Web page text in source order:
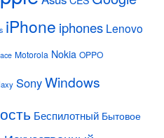
iPhone iphones Lenovo
Motorola Nokia OPPO
SonyWindows
Беспилотный Бытовое